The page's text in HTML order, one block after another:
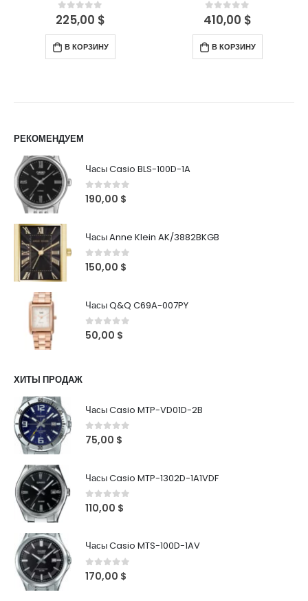
0out of 5
225,00 $
В КОРЗИНУ
0out of 5
410,00 $
В КОРЗИНУ
РЕКОМЕНДУЕМ
Часы Casio BLS-100D-1A
0out of 5
190,00 $
Часы Anne Klein AK/3882BKGB
0out of 5
150,00 $
Часы Q&Q C69A-007PY
0out of 5
50,00 $
ХИТЫ ПРОДАЖ
Часы Casio MTP-VD01D-2B
0out of 5
75,00 $
Часы Casio MTP-1302D-1A1VDF
0out of 5
110,00 $
Часы Casio MTS-100D-1AV
0out of 5
170,00 $